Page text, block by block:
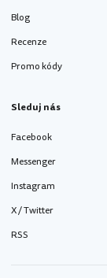
Blog
Recenze
Promo kódy
Sleduj nás
Facebook
Messenger
Instagram
X / Twitter
RSS